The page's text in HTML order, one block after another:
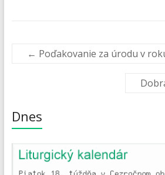
← Poďakovanie za úrodu v
Dnes